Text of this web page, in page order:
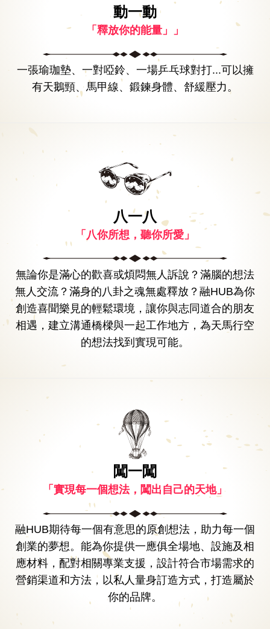
動一動
「釋放你的能量」」
一張瑜珈墊、一對啞鈴、一場乒乓球對打...可以擁
有天鵝頸、馬甲線、鍛鍊身體、舒緩壓力。
八一八
「八你所想，聽你所愛」
無論你是滿心的歡喜或煩悶無人訴說？滿腦的想法
無人交流？滿身的八卦之魂無處釋放？融HUB為你
創造喜聞樂見的輕鬆環境，讓你與志同道合的朋友
相遇，建立溝通橋樑與一起工作地方，為天馬行空
的想法找到實現可能。
闖一闖
「實現每一個想法，闖出自己的天地」
融HUB期待每一個有意思的原創想法，助力每一個
創業的夢想。能為你提供一應俱全場地、設施及相
應材料，配對相關專業支援，設計符合市場需求的
營銷渠道和方法，以私人量身訂造方式，打造屬於
你的品牌。
定期舉辦美食交流會，提供與經驗豐富行政主廚現場學習的
為你配備包裝設計、售賣等配套服務，與你一起創立建立獨
一無二品牌。
共享：公眾空間/工作間
提供場地和多種靈活多變的工作檯及工作室。既可以獨自學
習/工作的安靜地方；也可以是製造兩米長裙的工作檯。工作
室佈置滿足專心單獨工作、交流與討論想法、協同創作的不
同需求。